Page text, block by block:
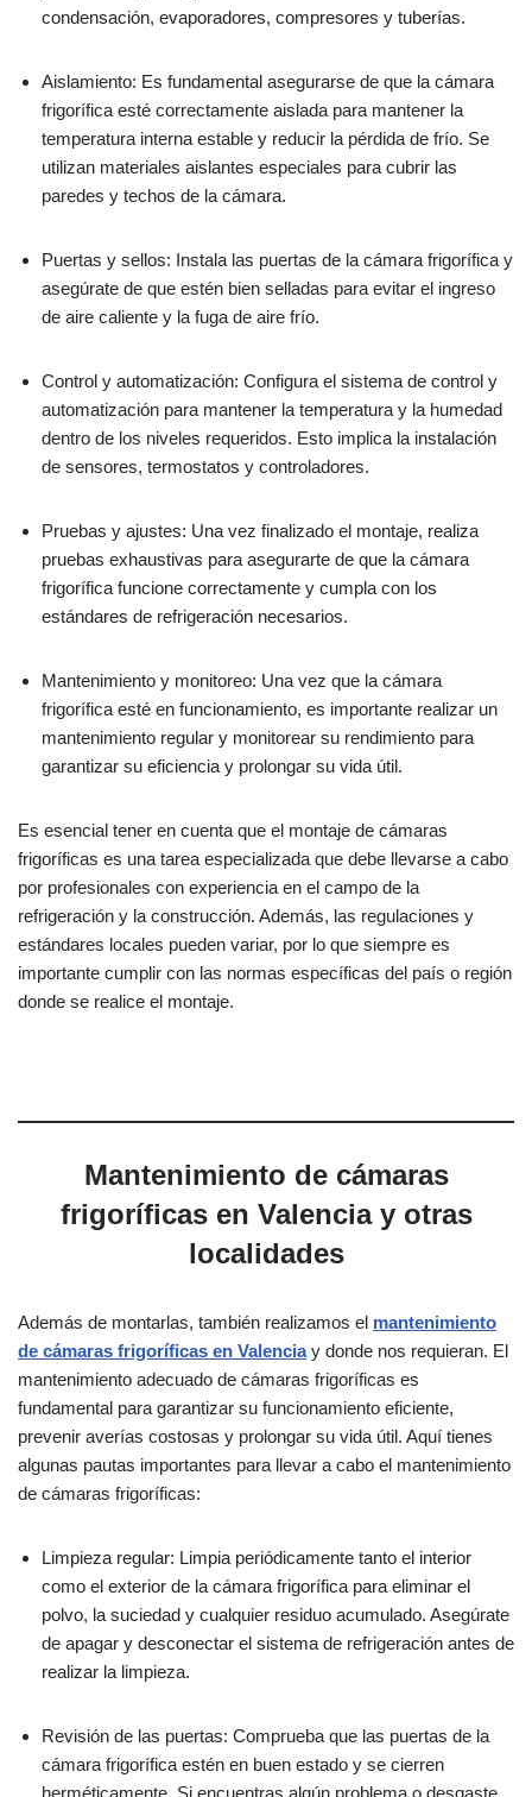
condensación, evaporadores, compresores y tuberías.
Aislamiento: Es fundamental asegurarse de que la cámara
frigorífica esté correctamente aislada para mantener la
temperatura interna estable y reducir la pérdida de frío. Se
utilizan materiales aislantes especiales para cubrir las
paredes y techos de la cámara.
Puertas y sellos: Instala las puertas de la cámara frigorífica y
asegúrate de que estén bien selladas para evitar el ingreso
de aire caliente y la fuga de aire frío.
Control y automatización: Configura el sistema de control y
automatización para mantener la temperatura y la humedad
dentro de los niveles requeridos. Esto implica la instalación
de sensores, termostatos y controladores.
Pruebas y ajustes: Una vez finalizado el montaje, realiza
pruebas exhaustivas para asegurarte de que la cámara
frigorífica funcione correctamente y cumpla con los
estándares de refrigeración necesarios.
Mantenimiento y monitoreo: Una vez que la cámara
frigorífica esté en funcionamiento, es importante realizar un
mantenimiento regular y monitorear su rendimiento para
garantizar su eficiencia y prolongar su vida útil.
Es esencial tener en cuenta que el montaje de cámaras
frigoríficas es una tarea especializada que debe llevarse a cabo
por profesionales con experiencia en el campo de la
refrigeración y la construcción. Además, las regulaciones y
estándares locales pueden variar, por lo que siempre es
importante cumplir con las normas específicas del país o región
donde se realice el montaje.
Mantenimiento de cámaras
frigoríficas en Valencia y otras
localidades
Además de montarlas, también realizamos el mantenimiento
de cámaras frigoríficas en Valenciay donde nos requieran. El
mantenimiento adecuado de cámaras frigoríficas es
fundamental para garantizar su funcionamiento eficiente,
prevenir averías costosas y prolongar su vida útil. Aquí tienes
algunas pautas importantes para llevar a cabo el mantenimiento
de cámaras frigoríficas:
Limpieza regular: Limpia periódicamente tanto el interior
como el exterior de la cámara frigorífica para eliminar el
polvo, la suciedad y cualquier residuo acumulado. Asegúrate
de apagar y desconectar el sistema de refrigeración antes de
realizar la limpieza.
Revisión de las puertas: Comprueba que las puertas de la
cámara frigorífica estén en buen estado y se cierren
herméticamente. Si encuentras algún problema o desgaste